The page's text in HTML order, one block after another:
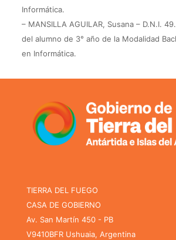
Informática.
– MANSILLA AGUILAR, Susana – D.N.I.
del alumno de 3° año de la Modalidad
en Informática.
TIERRA DEL FUEGO
CASA DE GOBIERNO
Av. San Martín 450 - PB
V9410BFR Ushuaia, Argentina